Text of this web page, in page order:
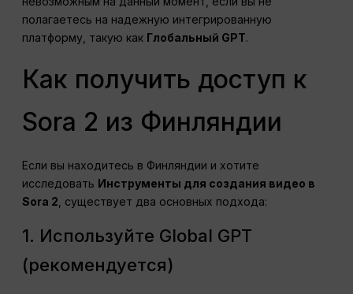
полагаетесь на надежную интегрированную
платформу, такую как Глобальный GPT.
Как получить доступ к
Sora 2 из Финляндии
Если вы находитесь в Финляндии и хотите
исследовать Инструменты для создания видео в
Sora 2 , существует два основных подхода:
1. Используйте Global GPT
(рекомендуется)